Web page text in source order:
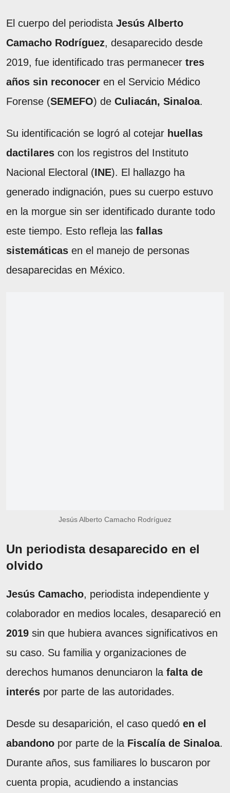
El cuerpo del periodista Jesús Alberto
Camacho Rodríguez, desaparecido desde
2019, fue identificado tras permanecer tres
años sin reconocer en el Servicio Médico
Forense (SEMEFO) de Culiacán, Sinaloa.
Su identificación se logró al cotejar huellas
dactilares con los registros del Instituto
Nacional Electoral (INE). El hallazgo ha
generado indignación, pues su cuerpo estuvo
en la morgue sin ser identificado durante todo
este tiempo. Esto refleja las fallas
sistemáticas en el manejo de personas
desaparecidas en México.
Jesús Alberto Camacho Rodríguez
Un periodista desaparecido en el
olvido
Jesús Camacho, periodista independiente y
colaborador en medios locales, desapareció en
2019 sin que hubiera avances significativos en
su caso. Su familia y organizaciones de
derechos humanos denunciaron la falta de
interés por parte de las autoridades.
Desde su desaparición, el caso quedó en el
abandono por parte de la Fiscalía de Sinaloa.
Durante años, sus familiares lo buscaron por
cuenta propia, acudiendo a instancias